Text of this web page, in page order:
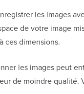
les images
de votre image
ces dimensions.
les images peut
de moindre qualité.